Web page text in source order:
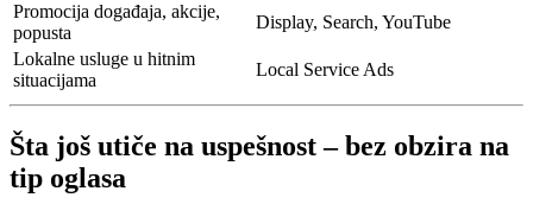
Promocija događaja, akcije,
popusta
Display, Search, YouTube
Lokalne usluge u hitnim
situacijama
Local Service Ads
Šta još utiče na uspešnost – bez obzira na
tip oglasa